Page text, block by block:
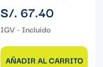
Precio
regular
S/. 67.40
AÑADIR AL CARRITO